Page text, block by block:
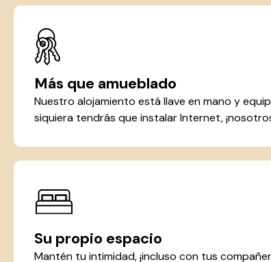
Más que amueblado
Nuestro alojamiento está llave en mano y
siquiera tendrás que instalar Internet,
Su propio espacio
Mantén tu intimidad, ¡incluso con tus